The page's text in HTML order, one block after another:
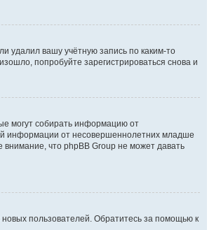
удалил вашу учётную запись по каким-то
попробуйте зарегистрироваться снова и
могут собирать информацию от
информации от несовершеннолетних младше
что phpBB Group не может давать
пользователей. Обратитесь за помощью к